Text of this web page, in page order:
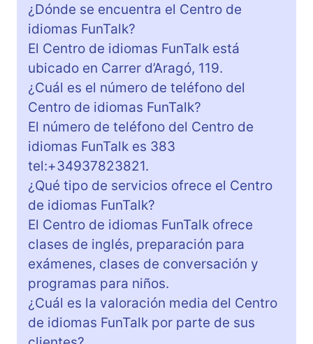
¿Dónde se encuentra el Centro de
idiomas FunTalk?
El Centro de idiomas FunTalk está
ubicado en Carrer d’Aragó, 119.
¿Cuál es el número de teléfono del
Centro de idiomas FunTalk?
El número de teléfono del Centro de
idiomas FunTalk es 383
tel:+34937823821.
¿Qué tipo de servicios ofrece el Centro
de idiomas FunTalk?
El Centro de idiomas FunTalk ofrece
clases de inglés, preparación para
exámenes, clases de conversación y
programas para niños.
¿Cuál es la valoración media del Centro
de idiomas FunTalk por parte de sus